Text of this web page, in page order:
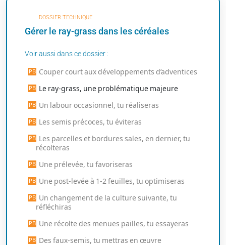
DOSSIER TECHNIQUE
Gérer le ray-grass dans les céréales
Voir aussi dans ce dossier :
Couper court aux développements d’adventices
Le ray-grass, une problématique majeure
Un labour occasionnel, tu réaliseras
Les semis précoces, tu éviteras
Les parcelles et bordures sales, en dernier, tu
récolteras
Une prélevée, tu favoriseras
Une post-levée à 1-2 feuilles, tu optimiseras
Un changement de la culture suivante, tu
réfléchiras
Une récolte des menues pailles, tu essayeras
Des faux-semis, tu mettras en œuvre